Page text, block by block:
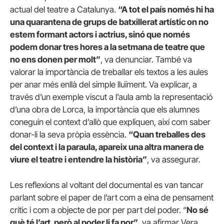
actual del teatre a Catalunya. “A tot el país només hi ha
una quarantena de grups de batxillerat artístic on no
estem formant actors i actrius, sinó que només
podem donar tres hores a la setmana de teatre que
no ens donen per molt”, va denunciar. També va
valorar la importància de treballar els textos a les aules
per anar més enllà del simple lluïment. Va explicar, a
través d’un exemple viscut a l’aula amb la representació
d’una obra de Lorca, la importància que els alumnes
coneguin el context d’allò que expliquen, així com saber
donar-li la seva pròpia essència. “Quan treballes des
del context i la paraula, apareix una altra manera de
viure el teatre i entendre la història”, va assegurar.
Les reflexions al voltant del documental es van tancar
parlant sobre el paper de l’art com a eina de pensament
crític i com a objecte de por per part del poder. “No sé